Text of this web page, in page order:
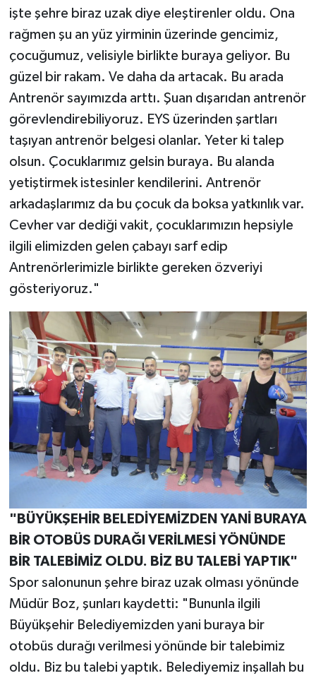
işte şehre biraz uzak diye eleştirenler oldu. Ona
rağmen şu an yüz yirminin üzerinde gencimiz,
çocuğumuz, velisiyle birlikte buraya geliyor. Bu
güzel bir rakam. Ve daha da artacak. Bu arada
Antrenör sayımızda arttı. Şuan dışarıdan antrenör
görevlendirebiliyoruz. EYS üzerinden şartları
taşıyan antrenör belgesi olanlar. Yeter ki talep
olsun. Çocuklarımız gelsin buraya. Bu alanda
yetiştirmek istesinler kendilerini. Antrenör
arkadaşlarımız da bu çocuk da boksa yatkınlık var.
Cevher var dediği vakit, çocuklarımızın hepsiyle
ilgili elimizden gelen çabayı sarf edip
Antrenörlerimizle birlikte gereken özveriyi
gösteriyoruz."
"BÜYÜKŞEHİR BELEDİYEMİZDEN YANİ BURAYA
BİR OTOBÜS DURAĞI VERİLMESİ YÖNÜNDE
BİR TALEBİMİZ OLDU. BİZ BU TALEBİ YAPTIK"
Spor salonunun şehre biraz uzak olması yönünde
Müdür Boz, şunları kaydetti: "Bununla ilgili
Büyükşehir Belediyemizden yani buraya bir
otobüs durağı verilmesi yönünde bir talebimiz
oldu. Biz bu talebi yaptık. Belediyemiz inşallah bu